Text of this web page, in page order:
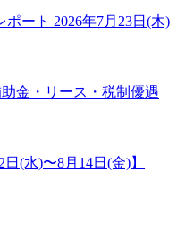
ポート 2026年7月23日(木)
金・リース・税制優遇
(水)〜8月14日(金)】